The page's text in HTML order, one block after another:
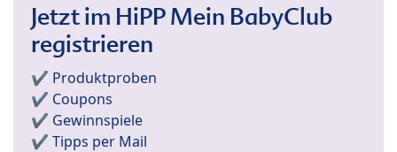
Jetzt im HiPP Mein BabyClub
registrieren
✔️ Produktproben
✔️ Coupons
✔️ Gewinnspiele
✔️ Tipps per Mail